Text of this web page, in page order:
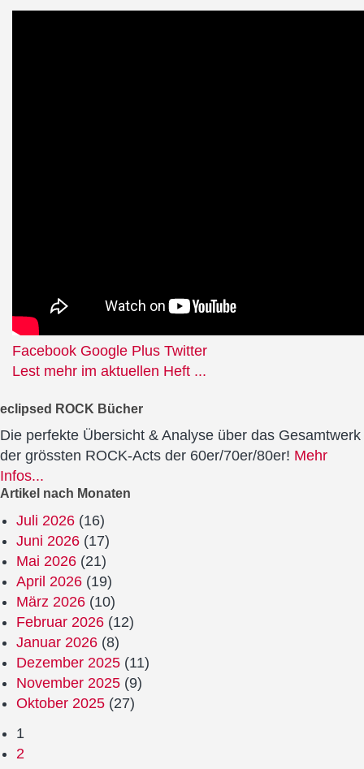
Facebook Google Plus Twitter
Lest mehr im aktuellen Heft ...
eclipsed ROCK Bücher
Die perfekte Übersicht & Analyse über das Gesamtwerk
der grössten ROCK-Acts der 60er/70er/80er! Mehr
Infos...
Artikel nach Monaten
Juli 2026 (16)
Juni 2026 (17)
Mai 2026 (21)
April 2026 (19)
März 2026 (10)
Februar 2026 (12)
Januar 2026 (8)
Dezember 2025 (11)
November 2025 (9)
Oktober 2025 (27)
1
2